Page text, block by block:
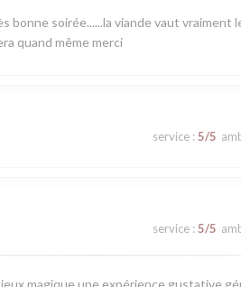
bonne soirée......la viande vaut vraiment
quand même merci
service : 5/5
service : 5/5